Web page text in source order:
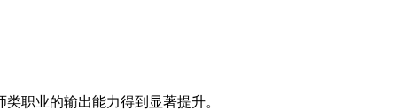
职业的输出能力得到显著提升。